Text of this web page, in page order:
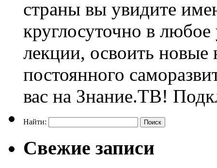
страны вы увидите
круглосуточно в
лекции, освоить
постоянного
вас на Знание.ТВ!
Найти:
Свежие записи